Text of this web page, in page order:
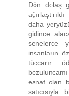
Dön dolaş
daha
gidince
senelerce
insanların
tüccarın
esnaf olan
satıcısıyla